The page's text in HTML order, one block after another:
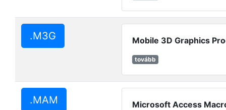
.M3G Mobile 3D Graphics
tovább
.MAM Microsoft Access